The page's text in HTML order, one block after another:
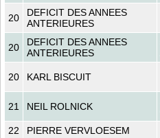
20
DEFICIT DES ANNEES
ANTERIEURES
20
DEFICIT DES ANNEES
ANTERIEURES
20 KARL BISCUIT
21 NEIL ROLNICK
22 PIERRE VERVLOESEM